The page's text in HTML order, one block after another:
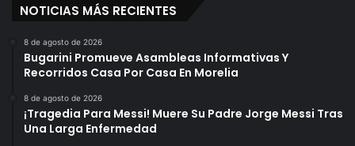
NOTICIAS MÁS RECIENTES
8 de agosto de 2026
Bugarini Promueve Asambleas Informativas Y
Recorridos Casa Por Casa En Morelia
8 de agosto de 2026
¡Tragedia Para Messi! Muere Su Padre Jorge Messi Tras
Una Larga Enfermedad